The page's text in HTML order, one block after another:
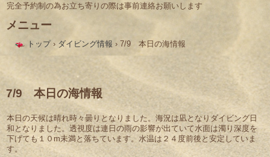
完全予約制の為お立ち寄りの際は事前連絡お願いします
メニュー
へ
ス
ッ
プ
トップ › ダイビング情報 › 7/9 本日の海情報
7/9 本日の海情報
本日の天候は晴れ時々曇りとなりました。海況は凪となりダイビング日
和となりました。透視度は連日の雨の影響が出ていて水面は濁り深度を
下げても１０m未満と落ちています。水温は２４度前後と安定していま
す。